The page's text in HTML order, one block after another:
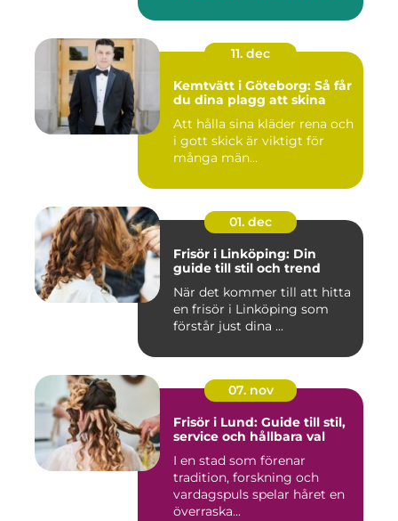
11. dec
Kemtvätt i Göteborg: Så får
du dina plagg att skina
Att hålla sina kläder rena och
i gott skick är viktigt för
många män...
01. dec
Frisör i Linköping: Din
guide till stil och trend
När det kommer till att hitta
en frisör i Linköping som
förstår just dina ...
07. nov
Frisör i Lund: Guide till stil,
service och hållbara val
I en stad som förenar
tradition, forskning och
vardagspuls spelar håret en
överraska...